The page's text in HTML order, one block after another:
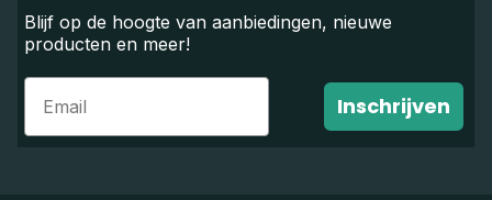
Blijf op de hoogte van aanbiedingen, nieuwe
producten en meer!
Email
Inschrijven